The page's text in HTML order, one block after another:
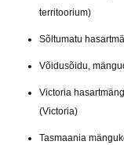
territoorium)
Sõltumatu
Võidusõidu,
Victoria
(Victoria)
Tasmaania